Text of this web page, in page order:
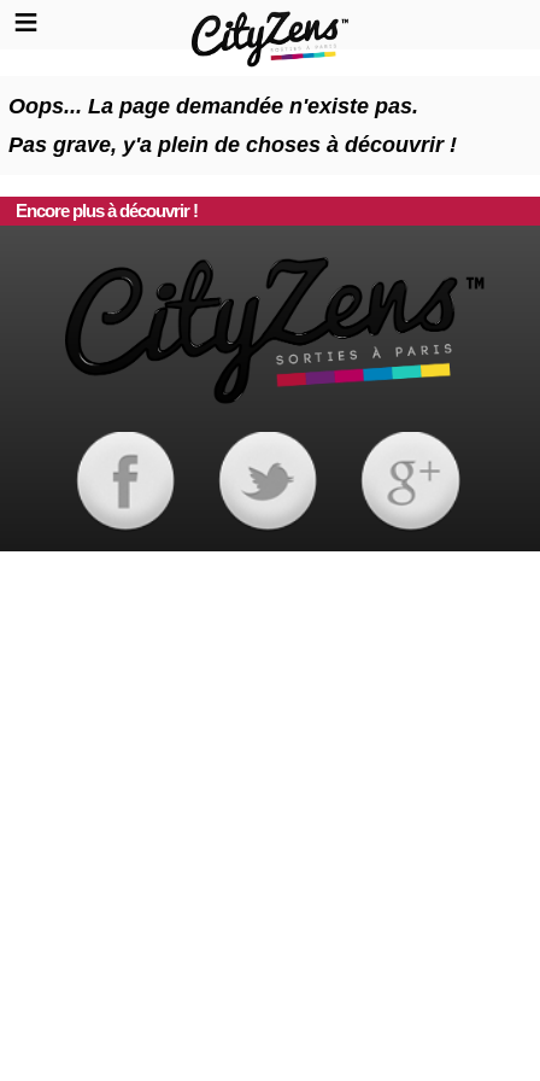
Oops... La page demandée n'existe pas.
Pas grave, y'a plein de choses à découvrir !
Encore plus à découvrir !